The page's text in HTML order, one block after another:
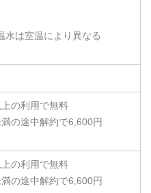
水は室温により異なる
の利用で無料
の途中解約で6,600円
の利用で無料
の途中解約で6,600円